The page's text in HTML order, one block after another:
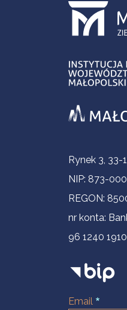
Rynek 3, 33-
NIP: 873-
REGON:
nr konta:
96 1240
Email